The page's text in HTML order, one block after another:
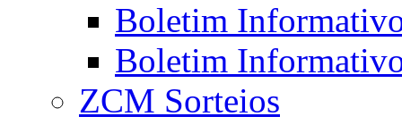
Boletim
Boletim
ZCM Sorteios